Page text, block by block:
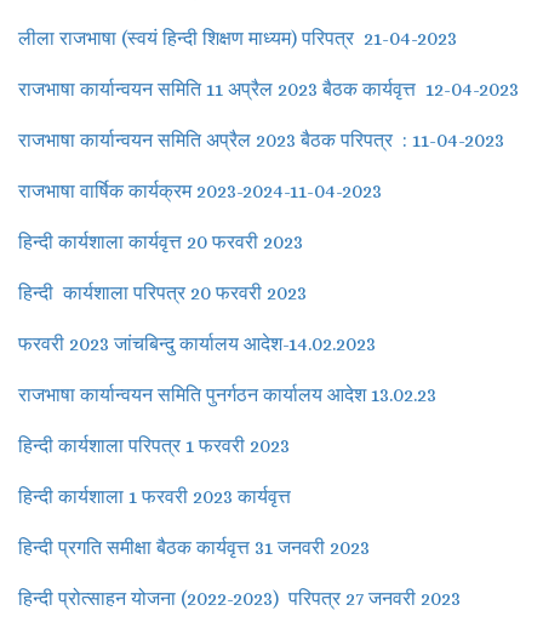
लीला राजभाषा (स्वयं हिन्दी शिक्षण माध्यम) परिपत्र 21-04-2023
राजभाषा कार्यान्वयन समिति 11 अप्रैल 2023 बैठक कार्यवृत्त 12-04-2023
राजभाषा कार्यान्वयन समिति अप्रैल 2023 बैठक परिपत्र : 11-04-2023
राजभाषा वार्षिक कार्यक्रम 2023-2024-11-04-2023
हिन्दी कार्यशाला कार्यवृत्त 20 फरवरी 2023
हिन्दी कार्यशाला परिपत्र 20 फरवरी 2023
फरवरी 2023 जांचबिन्दु कार्यालय आदेश-14.02.2023
राजभाषा कार्यान्वयन समिति पुनर्गठन कार्यालय आदेश 13.02.23
हिन्दी कार्यशाला परिपत्र 1 फरवरी 2023
हिन्दी कार्यशाला 1 फरवरी 2023 कार्यवृत्त
हिन्दी प्रगति समीक्षा बैठक कार्यवृत्त 31 जनवरी 2023
हिन्दी प्रोत्साहन योजना (2022-2023) परिपत्र 27 जनवरी 2023